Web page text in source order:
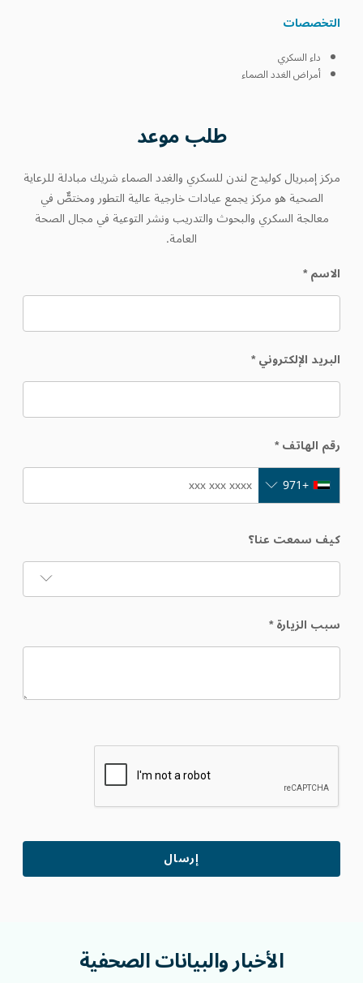
التخصصات
داء السكري
أمراض الغدد الصماء
طلبموعد
مركز إمبريال كوليدج لندن للسكري والغدد الصماء شريك مبادلة للرعاية
الصحية هو مركز يجمع عيادات خارجية عالية التطور ومختصٌّ في
معالجة السكري والبحوث والتدريب ونشر التوعية في مجال الصحة
العامة.
الاسم*
البريد الإلكتروني*
رقم الهاتف*
+971
كيف سمعت عنا؟
سبب الزيارة*
الأخباروالبياناتالصحفية